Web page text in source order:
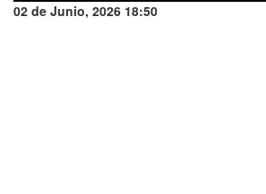
02 de Junio, 2026 18:50